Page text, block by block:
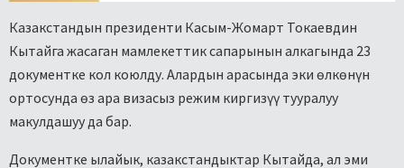
Казакстандын президенти Касым-Жомарт Токаевдин
Кытайга жасаган мамлекеттик сапарынын алкагында 23
документке кол коюлду. Алардын арасында эки өлкөнүн
ортосунда өз ара визасыз режим киргизүү тууралуу
макулдашуу да бар.
Документке ылайык, казакстандыктар Кытайда, ал эми